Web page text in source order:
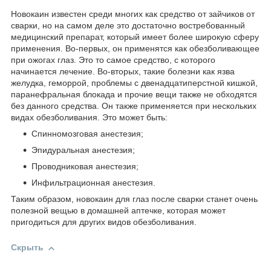
Новокаин известен среди многих как средство от зайчиков от
сварки, но на самом деле это достаточно востребованный
медицинский препарат, который имеет более широкую сферу
применения. Во-первых, он применятся как обезболивающее
при ожогах глаз. Это то самое средство, с которого
начинается лечение. Во-вторых, такие болезни как язва
желудка, геморрой, проблемы с двенадцатиперстной кишкой,
паранефральная блокада и прочие вещи также не обходятся
без данного средства. Он также применяется при нескольких
видах обезболивания. Это может быть:
Спинномозговая анестезия;
Эпидуральная анестезия;
Проводниковая анестезия;
Инфильтрационная анестезия.
Таким образом, новокаин для глаз после сварки станет очень
полезной вещью в домашней аптечке, которая может
пригодиться для других видов обезболивания.
Скрыть